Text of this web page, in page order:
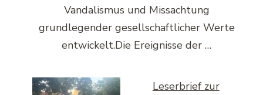
Vandalismus und Missachtung
grundlegender gesellschaftlicher Werte
entwickelt.Die Ereignisse der …
Leserbrief zur